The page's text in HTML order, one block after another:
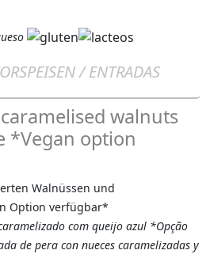
/ ENTRADAS
walnuts
*Vegan option
Walnüssen und
Option verfügbar*
com queijo azul *Opção
de pera con nueces caramelizadas y